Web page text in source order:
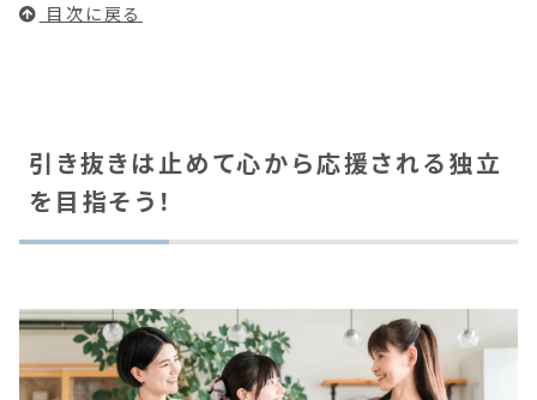
目次に戻る
引き抜きは止めて心から応援される独立
を目指そう！